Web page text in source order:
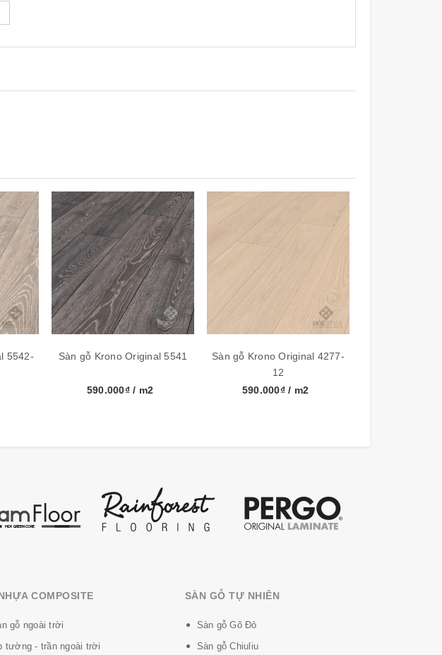
sàn khép kín không cung cấp nguồn dinh dưỡng và môi trường để
5542-
Sàn gỗ Krono Original 5541
590.000₫/ m2
Sàn gỗ Krono Original 4277-
12
590.000₫/ m2
COMPOSITE
gỗ ngoài trời
tường - trần ngoài trời
SÀN GỖ TỰ NHIÊN
Sàn gỗ Gõ Đỏ
Sàn gỗ Chiuliu